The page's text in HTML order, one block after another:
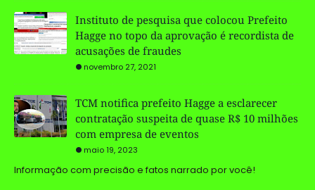
Instituto de pesquisa que colocou Prefeito
Hagge no topo da aprovação é recordista de
acusações de fraudes
novembro 27, 2021
TCM notifica prefeito Hagge a esclarecer
contratação suspeita de quase R$ 10 milhões
com empresa de eventos
maio 19, 2023
Informação com precisão e fatos narrado por você!